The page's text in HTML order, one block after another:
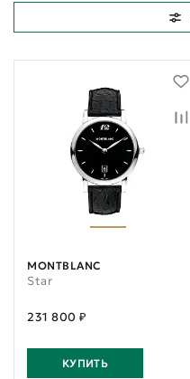
MONTBLANC
Star
231 800 ₽
КУПИТЬ